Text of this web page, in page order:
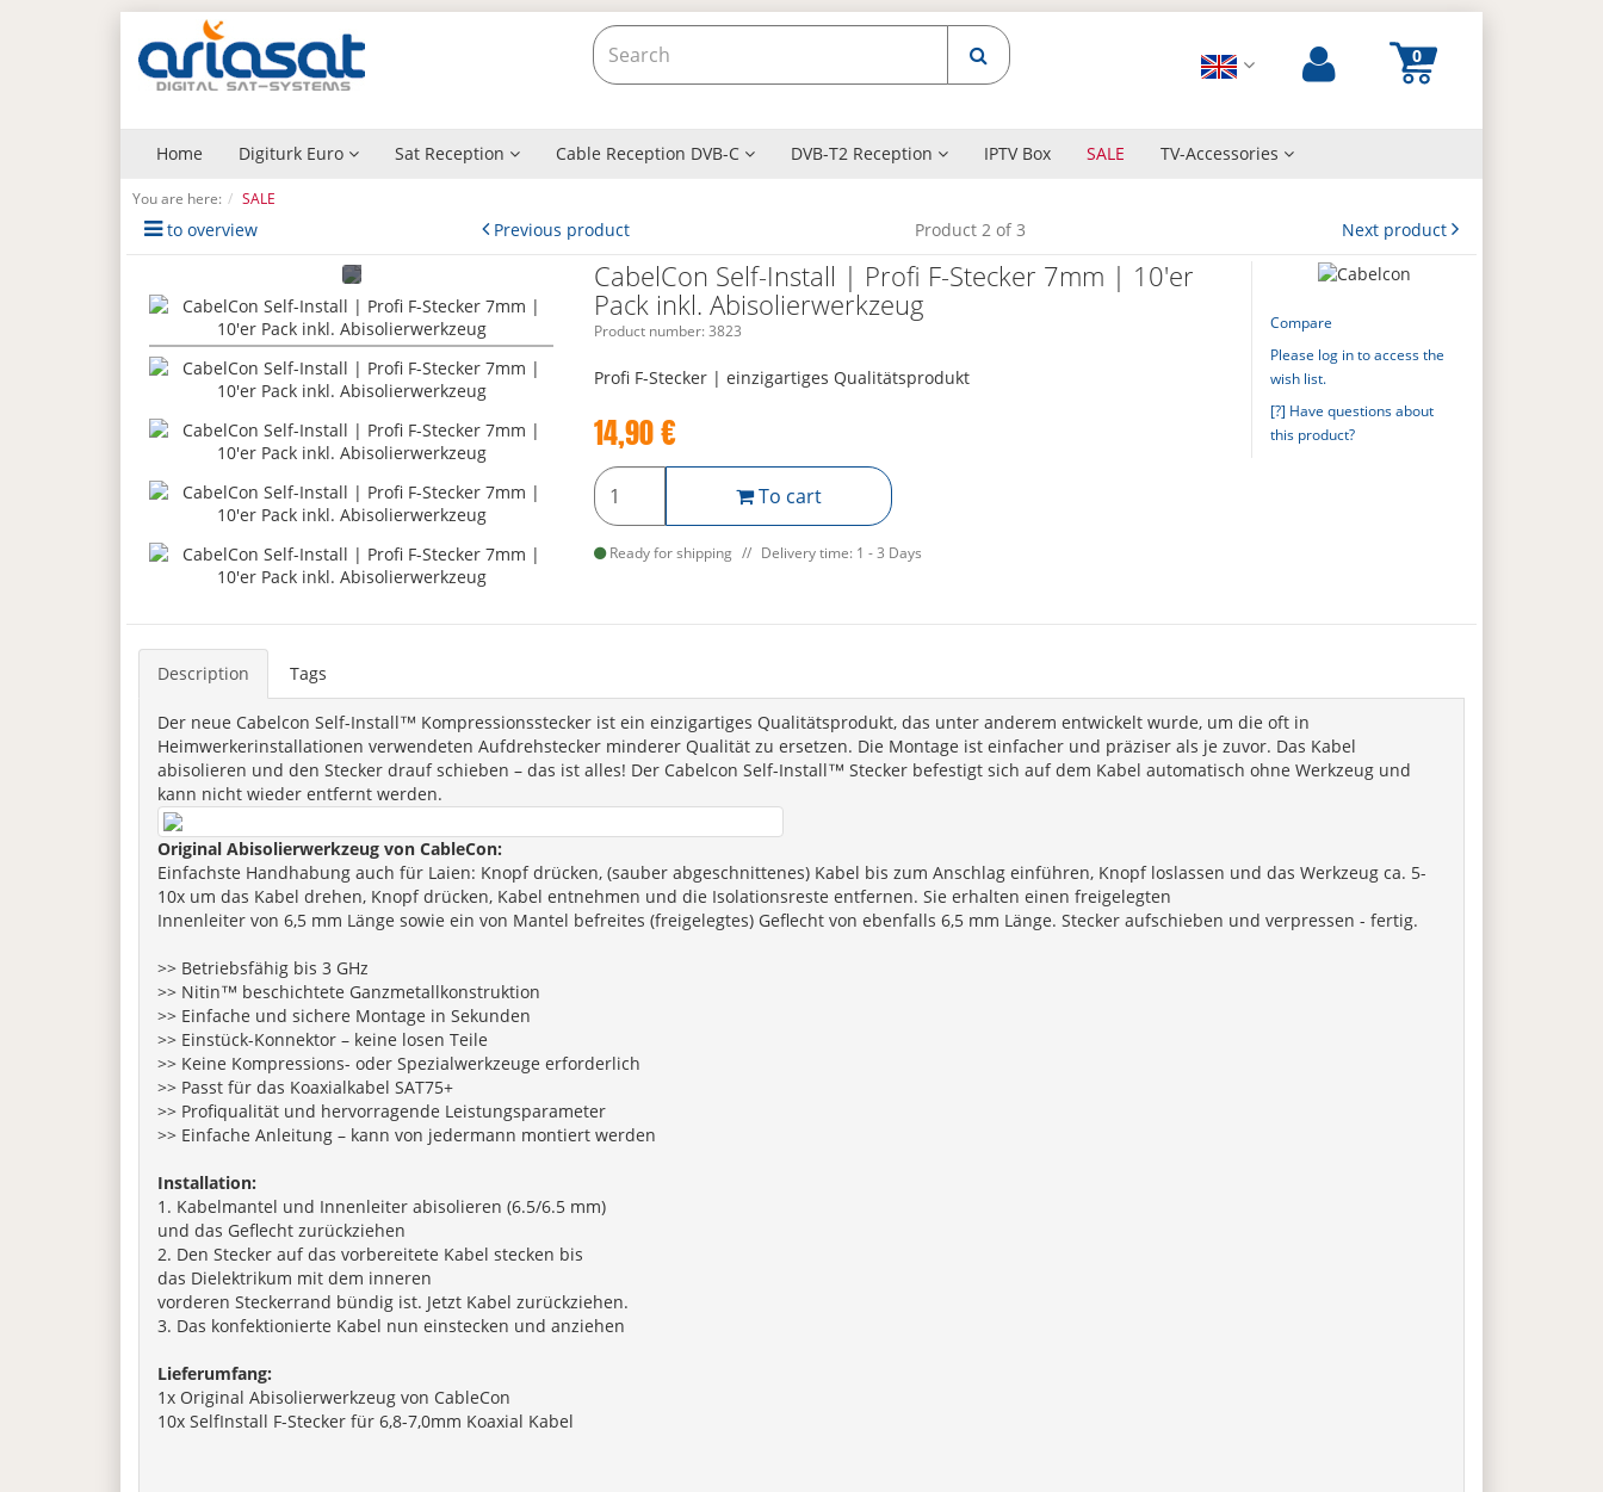
Home Digiturk Euro Sat Reception Cable Reception DVB-C DVB-T2 Reception IPTV Box SALE TV-Accessories
You are here: SALE
to overview Previous product Product 2 of 3 Next product
CabelCon Self-Install | Profi F-Stecker 7mm | 10'er
Pack inkl. Abisolierwerkzeug
Product number: 3823
Profi F-Stecker | einzigartiges Qualitätsprodukt
14,90€
To cart
Ready for shipping Delivery time: 1 - 3 Days
Compare
Please log in to access the
wish list.
[?] Have questions about
this product?
Description Tags
Der neue Cabelcon Self-Install™ Kompressionsstecker ist ein einzigartiges Qualitätsprodukt, das unter anderem entwickelt wurde, um die oft in
Heimwerkerinstallationen verwendeten Aufdrehstecker minderer Qualität zu ersetzen. Die Montage ist einfacher und präziser als je zuvor. Das Kabel
abisolieren und den Stecker drauf schieben – das ist alles! Der Cabelcon Self-Install™ Stecker befestigt sich auf dem Kabel automatisch ohne Werkzeug und
kann nicht wieder entfernt werden.
Original Abisolierwerkzeug von CableCon:
Einfachste Handhabung auch für Laien: Knopf drücken, (sauber abgeschnittenes) Kabel bis zum Anschlag einführen, Knopf loslassen und das Werkzeug ca. 5-
10x um das Kabel drehen, Knopf drücken, Kabel entnehmen und die Isolationsreste entfernen. Sie erhalten einen freigelegten
Innenleiter von 6,5 mm Länge sowie ein von Mantel befreites (freigelegtes) Geflecht von ebenfalls 6,5 mm Länge. Stecker aufschieben und verpressen - fertig.
>> Betriebsfähig bis 3 GHz
>> Nitin™ beschichtete Ganzmetallkonstruktion
>> Einfache und sichere Montage in Sekunden
>> Einstück-Konnektor – keine losen Teile
>> Keine Kompressions- oder Spezialwerkzeuge erforderlich
>> Passt für das Koaxialkabel SAT75+
>> Profiqualität und hervorragende Leistungsparameter
>> Einfache Anleitung – kann von jedermann montiert werden
Installation:
1. Kabelmantel und Innenleiter abisolieren (6.5/6.5 mm)
und das Geflecht zurückziehen
2. Den Stecker auf das vorbereitete Kabel stecken bis
das Dielektrikum mit dem inneren
vorderen Steckerrand bündig ist. Jetzt Kabel zurückziehen.
3. Das konfektionierte Kabel nun einstecken und anziehen
Lieferumfang:
1x Original Abisolierwerkzeug von CableCon
10x SelfInstall F-Stecker für 6,8-7,0mm Koaxial Kabel